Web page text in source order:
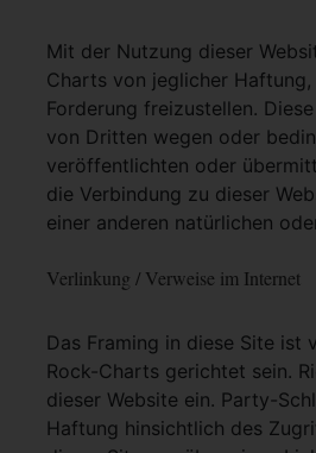
Mit der Nutzung dieser
Charts von jeglicher
Forderung freizustellen.
von Dritten wegen oder
veröffentlichten oder
die Verbindung zu dieser
einer anderen natürlichen
Verlinkung / Verweise im Internet
Das Framing in diese Site ist
Rock-Charts gerichtet sein.
dieser Website ein. Party-
Haftung hinsichtlich des